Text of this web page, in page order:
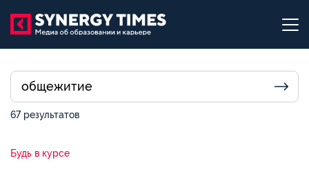
67 результатов
Будь в курсе